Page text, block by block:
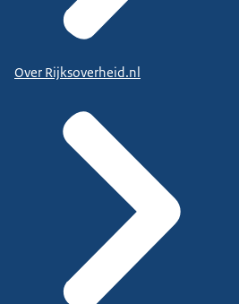
Over Rijksoverheid.nl